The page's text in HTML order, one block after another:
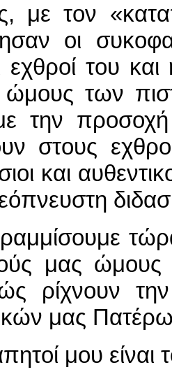
με τον
οι
εχθροί του
ώμους των
την
στους
και
τώρα
μας ώμους
ρίχνουν
μας
μου είναι